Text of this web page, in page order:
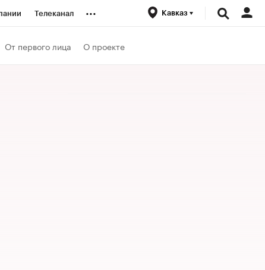
Телеканал ... Кавказ
От первого лица О проекте